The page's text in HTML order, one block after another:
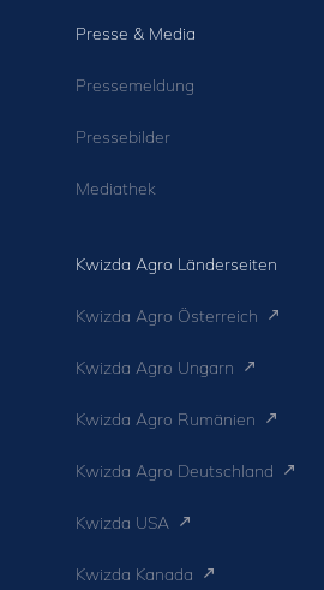
Presse & Media
Pressemeldung
Pressebilder
Mediathek
Kwizda Agro Länderseiten
Kwizda Agro Österreich
Kwizda Agro Ungarn
Kwizda Agro Rumänien
Kwizda Agro Deutschland
Kwizda USA
Kwizda Kanada